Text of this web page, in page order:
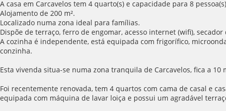
A casa em Carcavelos tem 4 quarto(s) e capacidade para 8
Alojamento de 200 m².
Localizado numa zona ideal para famílias.
Dispõe de terraço, ferro de engomar, acesso internet (wifi),
A cozinha é independente, está equipada com frigorífico,
conzinha.
Esta vivenda situa-se numa zona tranquila de Carcavelos, fica a 10
Foi recentemente renovada, tem 4 quartos com cama de casal e
equipada com máquina de lavar loiça e possui um agradável